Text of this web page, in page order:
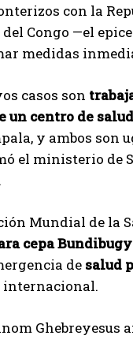
con la
Congo —el
medidas
casos son
un centro de
y ambos son
el ministerio de
Mundial de la
cepa
de salud
Ghebreyesus